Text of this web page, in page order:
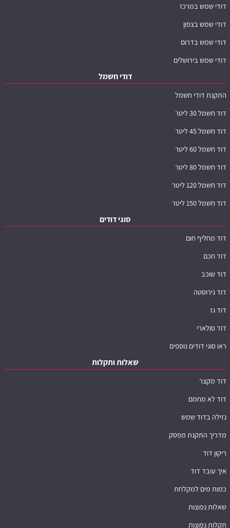
דודי שמש במרכז
דודי שמש בצפון
דודי שמש בדרום
דודי שמש בירושלים
דודי חשמל
התקנת דודי חשמל
דוד חשמל 30 ליטר
דוד חשמל 45 ליטר
דוד חשמל 60 ליטר
דוד חשמל 80 ליטר
דוד חשמל 120 ליטר
דוד חשמל 150 ליטר
סוגי דודים
דוד מחליף חום
דוד חכם
דוד שוכב
דוד נירוסטה
דוד גז
דוד סולארי
ראו סוגי דודים נוספים
שאלות ותקלות
דוד מקצר
דוד לא מחמם
נזילה בדוד שמש
מדריך התקנת מפסק
ריקון דוד
איך עובד דוד
כמות מים למקלחת
שאלות נפוצות
תקלות נפוצות